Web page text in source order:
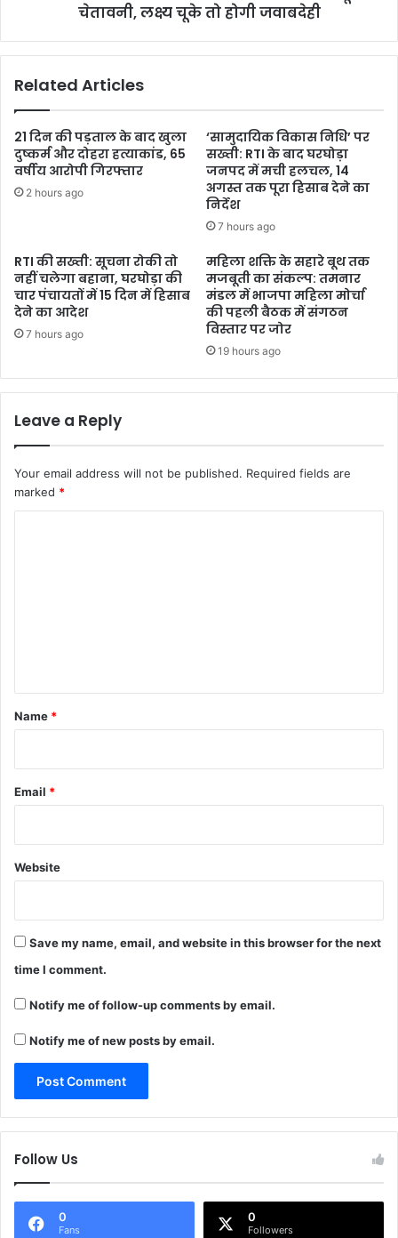
चेतावनी, लक्ष्य चूके तो होगी जवाबदेही
Related Articles
21 दिन की पड़ताल के बाद खुला
दुष्कर्म और दोहरा हत्याकांड, 65
वर्षीय आरोपी गिरफ्तार
2 hours ago
‘सामुदायिक विकास निधि’ पर
सख्ती: RTI के बाद घरघोड़ा
जनपद में मची हलचल, 14
अगस्त तक पूरा हिसाब देने का
निर्देश
7 hours ago
RTI की सख्ती: सूचना रोकी तो
नहीं चलेगा बहाना, घरघोड़ा की
चार पंचायतों में 15 दिन में हिसाब
देने का आदेश
7 hours ago
महिला शक्ति के सहारे बूथ तक
मजबूती का संकल्प: तमनार
मंडल में भाजपा महिला मोर्चा
की पहली बैठक में संगठन
विस्तार पर जोर
19 hours ago
Leave a Reply
Your email address will not be published. Required fields are
marked *
*
Name *
Email *
Website
Save my name, email, and website in this browser for the next
time I comment.
Notify me of follow-up comments by email.
Notify me of new posts by email.
Follow Us
0
Fans
0
Followers